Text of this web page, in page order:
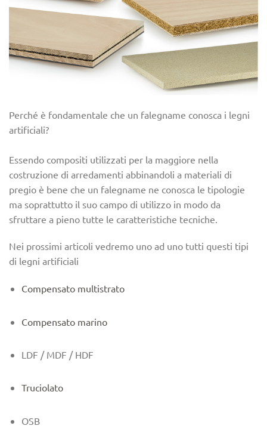
Perché è fondamentale che un falegname conosca i legni
artificiali?
Essendo compositi utilizzati per la maggiore nella
costruzione di arredamenti abbinandoli a materiali di
pregio è bene che un falegname ne conosca le tipologie
ma soprattutto il suo campo di utilizzo in modo da
sfruttare a pieno tutte le caratteristiche tecniche.
Nei prossimi articoli vedremo uno ad uno tutti questi tipi
di legni artificiali
Compensato multistrato
Compensato marino
LDF / MDF / HDF
Truciolato
OSB